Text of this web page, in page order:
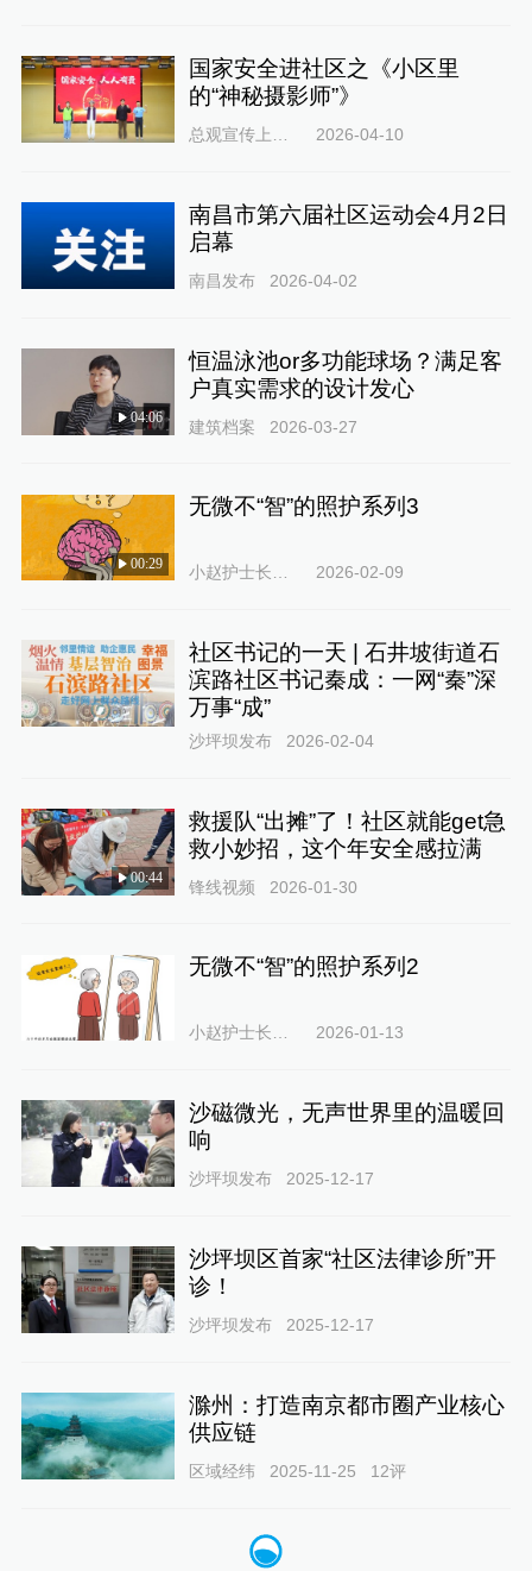
国家安全进社区之《小区里
的“神秘摄影师”》
2026-04-10
南昌市第六届社区运动会4月2日
启幕
南昌发布 2026-04-02
04:06
恒温泳池or多功能球场？满足客
户真实需求的设计发心
建筑档案 2026-03-27
00:29
无微不“智”的照护系列3
小赵护士长的叨叨所 2026-02-09
社区书记的一天 | 石井坡街道石
滨路社区书记秦成：一网“秦”深
万事“成”
沙坪坝发布 2026-02-04
00:44
救援队“出摊”了！社区就能get急
救小妙招，这个年安全感拉满
锋线视频 2026-01-30
无微不“智”的照护系列2
小赵护士长的叨叨所 2026-01-13
沙磁微光，无声世界里的温暖回
响
沙坪坝发布 2025-12-17
沙坪坝区首家“社区法律诊所”开
诊！
沙坪坝发布 2025-12-17
滁州：打造南京都市圈产业核心
供应链
区域经纬 2025-11-25 12评